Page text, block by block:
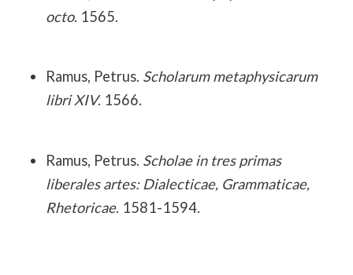
octo. 1565.
Ramus, Petrus. Scholarum metaphysicarum
libri XIV. 1566.
Ramus, Petrus. Scholae in tres primas
liberales artes: Dialecticae, Grammaticae,
Rhetoricae. 1581-1594.